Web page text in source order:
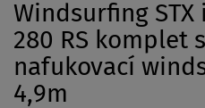
Windsurfing STX
280 RS komplet
nafukovací
4,9m